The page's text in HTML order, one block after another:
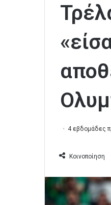
4 εβδομάδες
Κοινοποίηση